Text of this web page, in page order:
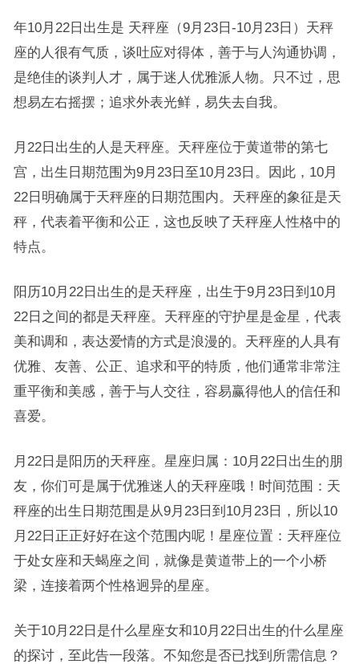
年10月22日出生是 天秤座（9月23日-10月23日）天秤
座的人很有气质，谈吐应对得体，善于与人沟通协调，
是绝佳的谈判人才，属于迷人优雅派人物。只不过，思
想易左右摇摆；追求外表光鲜，易失去自我。
月22日出生的人是天秤座。天秤座位于黄道带的第七
宫，出生日期范围为9月23日至10月23日。因此，10月
22日明确属于天秤座的日期范围内。天秤座的象征是天
秤，代表着平衡和公正，这也反映了天秤座人性格中的
特点。
阳历10月22日出生的是天秤座，出生于9月23日到10月
22日之间的都是天秤座。天秤座的守护星是金星，代表
美和调和，表达爱情的方式是浪漫的。天秤座的人具有
优雅、友善、公正、追求和平的特质，他们通常非常注
重平衡和美感，善于与人交往，容易赢得他人的信任和
喜爱。
月22日是阳历的天秤座。星座归属：10月22日出生的朋
友，你们可是属于优雅迷人的天秤座哦！时间范围：天
秤座的出生日期范围是从9月23日到10月23日，所以10
月22日正正好好在这个范围内呢！星座位置：天秤座位
于处女座和天蝎座之间，就像是黄道带上的一个小桥
梁，连接着两个性格迥异的星座。
关于10月22日是什么星座女和10月22日出生的什么星座
的探讨，至此告一段落。不知您是否已找到所需信息？